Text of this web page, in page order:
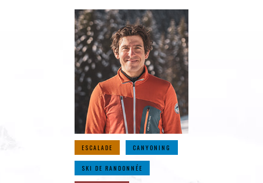
ESCALADE CANYONING
SKI DE RANDONNÉE